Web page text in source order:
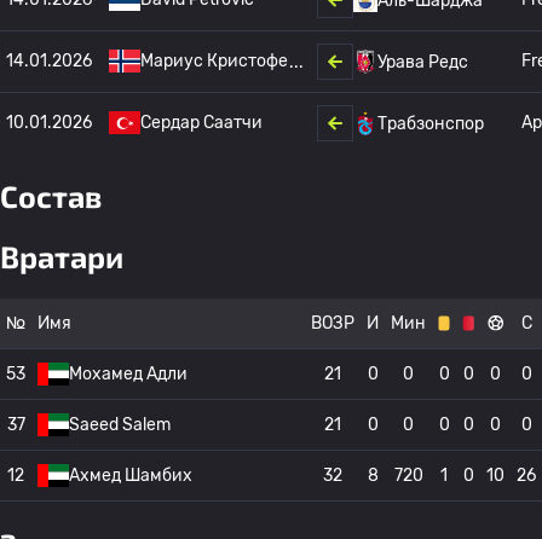
14.01.2026 Мариус Кристофе Урава Редс
10.01.2026 Сердар Саатчи Трабзонспор
Состав
Вратари
№ Имя ВОЗР И Мин С
53 Мохамед Адли 21 0 0 0 0 0 0
37 Saeed Salem 21 0 0 0 0 0 0
12 Ахмед Шамбих 32 8 720 1 0 10 26